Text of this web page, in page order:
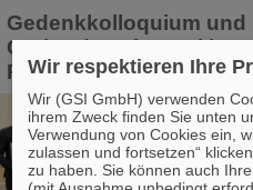
Gedenkkolloquium
Gerhard Kraft - Drei
Preis
Es war die
ein
Abteilung
Wir respektieren Ihre
Wir (GSI GmbH) verwenden
ihrem Zweck finden Sie unten
Verwendung von Cookies ein,
zulassen und fortsetzen“
zu haben. Sie können auch